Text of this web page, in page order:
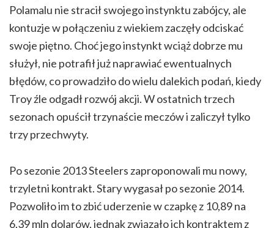
Polamalu nie stracił swojego instynktu zabójcy, ale
kontuzje w połączeniu z wiekiem zaczęły odciskać
swoje piętno. Choć jego instynkt wciąż dobrze mu
służył, nie potrafił już naprawiać ewentualnych
błędów, co prowadziło do wielu dalekich podań, kiedy
Troy źle odgadł rozwój akcji. W ostatnich trzech
sezonach opuścił trzynaście meczów i zaliczył tylko
trzy przechwyty.
Po sezonie 2013 Steelers zaproponowali mu nowy,
trzyletni kontrakt. Stary wygasał po sezonie 2014.
Pozwoliło im to zbić uderzenie w czapkę z 10,89 na
6,39 mln dolarów, jednak związało ich kontraktem z